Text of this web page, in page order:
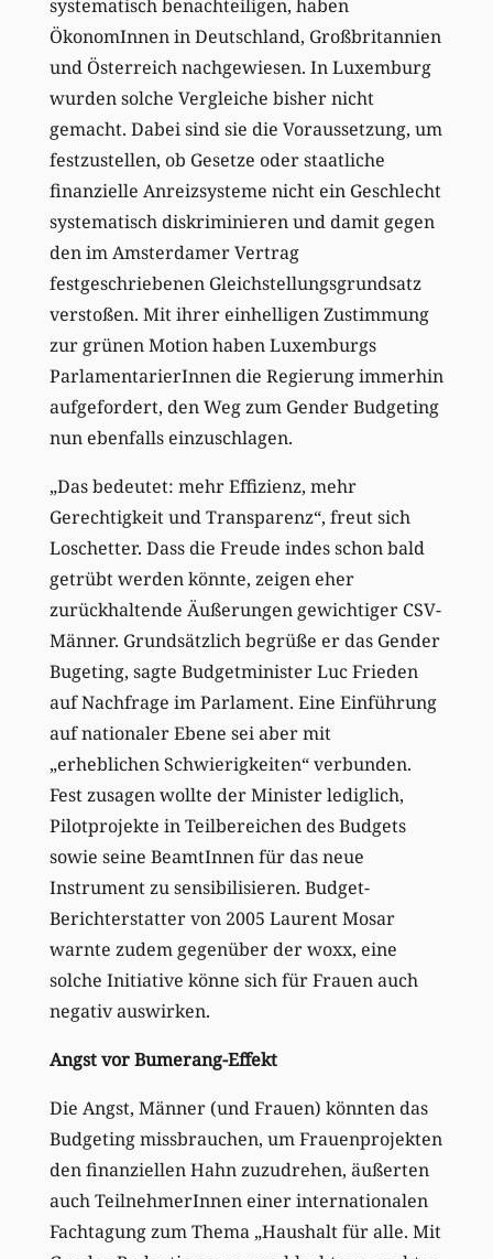
systematisch benachteiligen, haben
ÖkonomInnen in Deutschland, Großbritannien
und Österreich nachgewiesen. In Luxemburg
wurden solche Vergleiche bisher nicht
gemacht. Dabei sind sie die Voraussetzung, um
festzustellen, ob Gesetze oder staatliche
finanzielle Anreizsysteme nicht ein Geschlecht
systematisch diskriminieren und damit gegen
den im Amsterdamer Vertrag
festgeschriebenen Gleichstellungsgrundsatz
verstoßen. Mit ihrer einhelligen Zustimmung
zur grünen Motion haben Luxemburgs
ParlamentarierInnen die Regierung immerhin
aufgefordert, den Weg zum Gender Budgeting
nun ebenfalls einzuschlagen.
„Das bedeutet: mehr Effizienz, mehr
Gerechtigkeit und Transparenz“, freut sich
Loschetter. Dass die Freude indes schon bald
getrübt werden könnte, zeigen eher
zurückhaltende Äußerungen gewichtiger CSV-
Männer. Grundsätzlich begrüße er das Gender
Bugeting, sagte Budgetminister Luc Frieden
auf Nachfrage im Parlament. Eine Einführung
auf nationaler Ebene sei aber mit
„erheblichen Schwierigkeiten“ verbunden.
Fest zusagen wollte der Minister lediglich,
Pilotprojekte in Teilbereichen des Budgets
sowie seine BeamtInnen für das neue
Instrument zu sensibilisieren. Budget-
Berichterstatter von 2005 Laurent Mosar
warnte zudem gegenüber der woxx, eine
solche Initiative könne sich für Frauen auch
negativ auswirken.
Angst vor Bumerang-Effekt
Die Angst, Männer (und Frauen) könnten das
Budgeting missbrauchen, um Frauenprojekten
den finanziellen Hahn zuzudrehen, äußerten
auch TeilnehmerInnen einer internationalen
Fachtagung zum Thema „Haushalt für alle. Mit